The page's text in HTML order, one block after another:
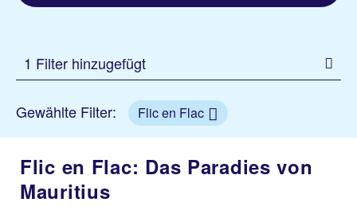
1 Filter hinzugefügt
Gewählte Filter: Flic en Flac
Flic en Flac: Das Paradies von
Mauritius